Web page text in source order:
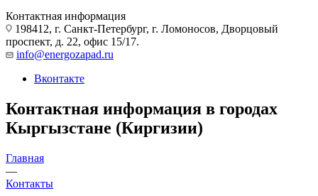
Контактная информация
198412, г. Санкт-Петербург, г. Ломоносов, Дворцовый
проспект, д. 22, офис 15/17.
info@energozapad.ru
Вконтакте
Контактная информация в городах
Кыргызстане (Киргизии)
Главная
—
Контакты